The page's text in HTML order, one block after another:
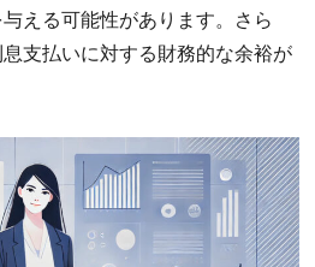
える可能性があります。さら
支払いに対する財務的な余裕が